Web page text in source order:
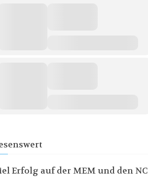
Erfolg auf der MEM und den NC